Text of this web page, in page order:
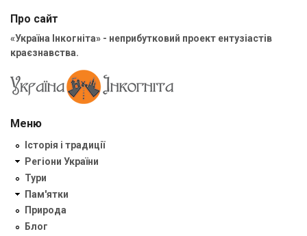
Про сайт
«Україна Інкогніта» - неприбутковий проект ентузіастів
краєзнавства.
Меню
Історія і традиції
Регіони України
Тури
Пам'ятки
Природа
Блог